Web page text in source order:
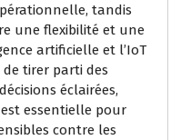
tandis
une flexibilité et une
artificielle et l’IoT
tirer parti des
éclairées,
essentielle pour
contre les